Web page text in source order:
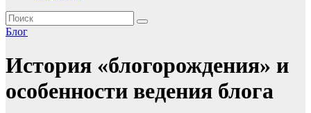
Блог
История «блогорождения» и
особенности ведения блога